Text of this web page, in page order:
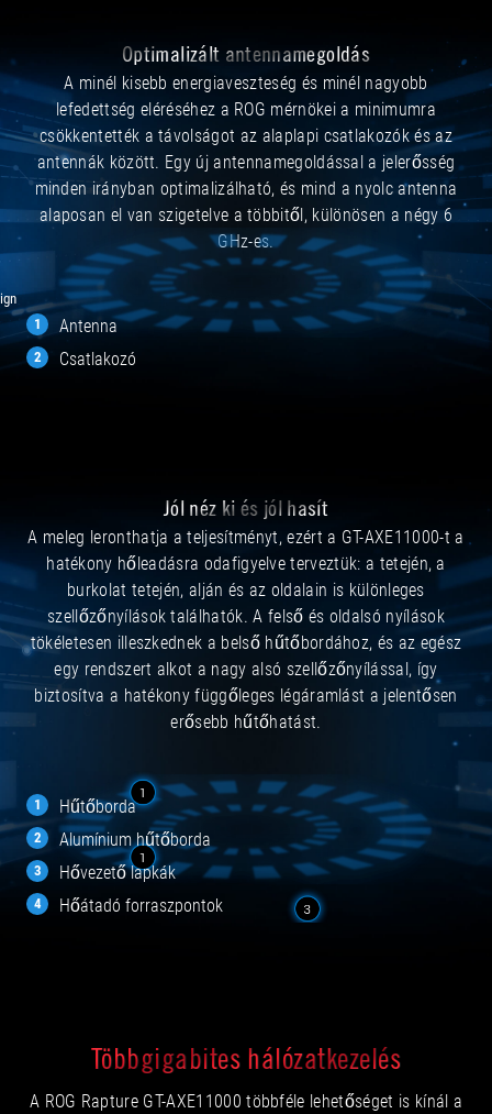
Optimalizált antennamegoldás
A minél kisebb energiaveszteség és minél nagyobb
lefedettség eléréséhez a ROG mérnökei a minimumra
csökkentették a távolságot az alaplapi csatlakozók és az
antennák között. Egy új antennamegoldással a jelerősség
minden irányban optimalizálható, és mind a nyolc antenna
alaposan el van szigetelve a többitől, különösen a négy 6
GHz-es.
Antenna
Csatlakozó
Jól néz ki és jól hasít
A meleg leronthatja a teljesítményt, ezért a GT-AXE11000-t a
hatékony hőleadásra odafigyelve terveztük: a tetején, a
burkolat tetején, alján és az oldalain is különleges
szellőzőnyílások találhatók. A felső és oldalsó nyílások
tökéletesen illeszkednek a belső hűtőbordához, és az egész
egy rendszert alkot a nagy alsó szellőzőnyílással, így
biztosítva a hatékony függőleges légáramlást a jelentősen
erősebb hűtőhatást.
Hűtőborda
Alumínium hűtőborda
Hővezető lapkák
Hőátadó forraszpontok
Többgigabites hálózatkezelés
A ROG Rapture GT-AXE11000 többféle lehetőséget is kínál a